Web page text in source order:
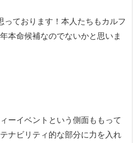
っております！本人たちもカルフ
本命候補なのでないかと思いま
ーイベントという側面ももって
ナビリティ的な部分に力を入れ